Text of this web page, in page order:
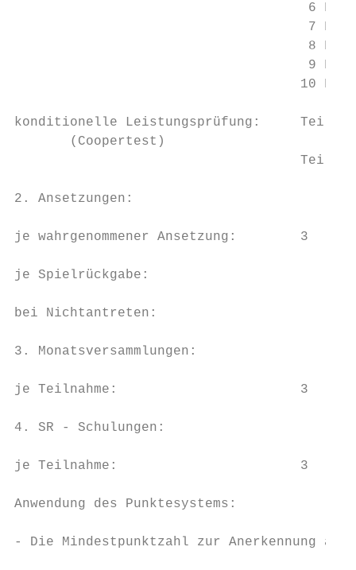
6
7
8
9
10
konditionelle Leistungsprüfung:
       (Coopertest)
2. Ansetzungen:
je wahrgenommener Ansetzung:        3
je Spielrückgabe:
bei Nichtantreten:
3. Monatsversammlungen:
je Teilnahme:                       3
4. SR - Schulungen:
je Teilnahme:                       3
Anwendung des Punktesystems:
- Die Mindestpunktzahl zur Anerkennung